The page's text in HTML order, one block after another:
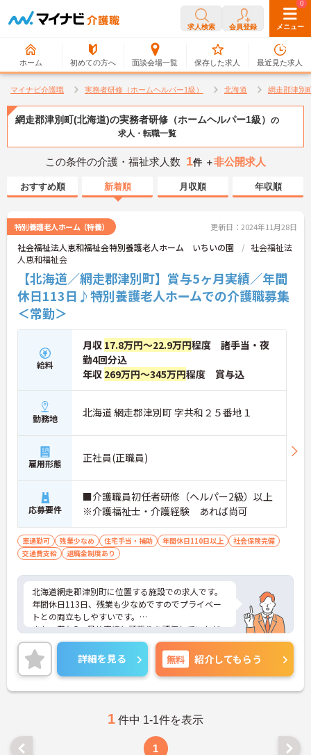
求人検索 会員登録 メニュー
ホーム 初めての方へ 面談会場一覧
0
保存した求人
0
最近見た求人
マイナビ介護職 実務者研修（ホームヘルパー1級） 北海道 網走郡津別
網走郡津別町(北海道)の実務者研修（ホームヘルパー1級） の
求人・転職一覧
この条件の介護・福祉求人数 1件 ＋非公開求人
おすすめ順 新着順 月収順 年収順
特別養護老人ホーム（特養） 更新日：2024年11月28日
社会福祉法人恵和福祉会特別養護老人ホーム いちいの園
社会福祉法
人恵和福祉会
【北海道／網走郡津別町】賞与5ヶ月実績／年間
休日113日♪特別養護老人ホームでの介護職募集
＜常勤＞
給料
月収 17.8万円～22.9万円程度 諸手当・夜
勤4回分込
年収 269万円～345万円程度 賞与込
勤務地 北海道 網走郡津別町 字共和２５番地１
雇用形態 正社員(正職員)
応募要件
■介護職員初任者研修（ヘルパー2級）以上
※介護福祉士・介護経験 あれば尚可
車通勤可 残業少なめ 住宅手当・補助 年間休日110日以上
社会保険完備
交通費支給
退職金制度あり
北海道網走郡津別町に位置する施設での求人です。
年間休日113日、残業も少なめですのでプライベー
トとの両立もしやすいです。
また、賞与5ヶ月分実績と頑張りを評価していただ
けます。
ご興味ある方には、面接対策ポイントなど、さらに
詳細をお話しいたしますのでお気軽にご相談くださ
い！
詳細を見る 無料 紹介してもらう
1 件中 1-1件を表示
1